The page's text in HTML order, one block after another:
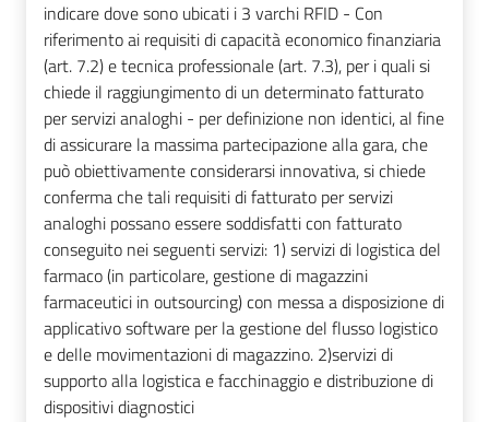
indicare dove sono ubicati i 3 varchi RFID - Con
riferimento ai requisiti di capacità economico finanziaria
(art. 7.2) e tecnica professionale (art. 7.3), per i quali si
chiede il raggiungimento di un determinato fatturato
per servizi analoghi - per definizione non identici, al fine
di assicurare la massima partecipazione alla gara, che
può obiettivamente considerarsi innovativa, si chiede
conferma che tali requisiti di fatturato per servizi
analoghi possano essere soddisfatti con fatturato
conseguito nei seguenti servizi: 1) servizi di logistica del
farmaco (in particolare, gestione di magazzini
farmaceutici in outsourcing) con messa a disposizione di
applicativo software per la gestione del flusso logistico
e delle movimentazioni di magazzino. 2)servizi di
supporto alla logistica e facchinaggio e distribuzione di
dispositivi diagnostici